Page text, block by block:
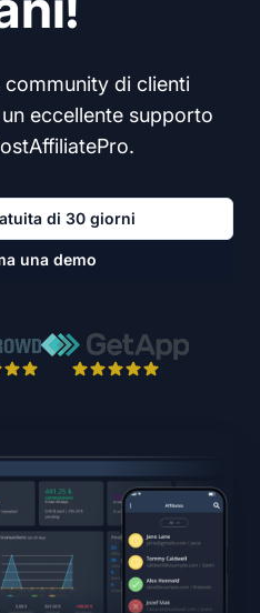
community di clienti
eccellente supporto
di 30 giorni
una demo